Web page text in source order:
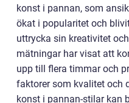
konst i pannan, som
ökat i popularitet och
uttrycka sin kreativitet
mätningar har visat att
upp till flera timmar och
faktorer som kvalitet och
konst i pannan-stilar kan